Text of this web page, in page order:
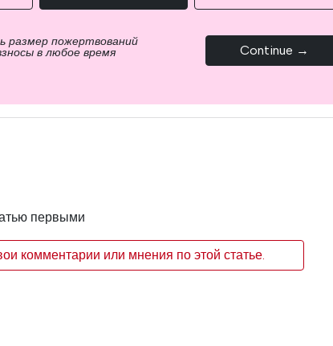
пожертвований
в любое время Continue →
первыми
комментарии или мнения по этой статье.